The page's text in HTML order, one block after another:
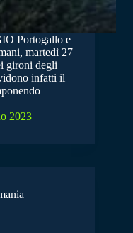
Portogallo e
martedì 27
gironi degli
infatti il
2023